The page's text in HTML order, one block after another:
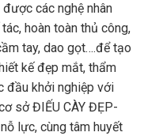
các nghệ nhân
hoàn toàn thủ công,
tay, dao gọt….để tạo
kế đẹp mắt, thẩm
đầu khởi nghiệp với
sở ĐIẾU CÀY ĐẸP-
lực, cùng tâm huyết